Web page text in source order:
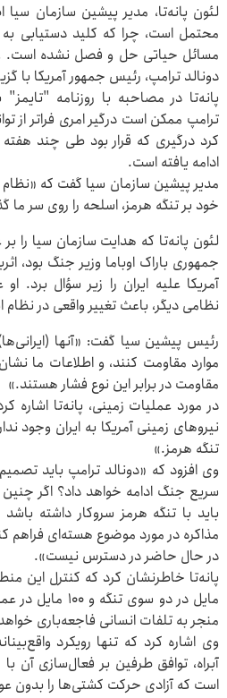
لئون پانه‌تا، مدیر پیشین سازمان
محتمل است، چرا که کلید دستیابی
مسائل حیاتی حل و فصل نشده است.
دونالد ترامپ، رئیس جمهور آمریکا با
پانه‌تا در مصاحبه با روزنامه "تایمز"
ترامپ ممکن است درگیر امری فراتر از
کرد درگیری‌ که قرار بود طی چند هفته
ادامه یافته است.
مدیر پیشین سازمان سیا گفت که «نظام
خود بر تنگه هرمز، اسلحه را روی سر ما
لئون پانه‌تا که هدایت سازمان سیا را
جمهوری باراک اوباما وزیر جنگ بود،
آمریکا علیه ایران را زیر سؤال برد.
نظامی دیگر، باعث تغییر واقعی در نظام
رئیس پیشین سیا گفت: «آنها (ایرانی‌ها)
موارد مقاومت کنند، و اطلاعات ما
مقاومت در برابر این نوع فشار هستند.»
در مورد عملیات زمینی، پانه‌تا اشاره
نیروهای زمینی آمریکا به ایران وجود
تنگه هرمز.»
وی افزود که «دونالد ترامپ باید
سریع جنگ ادامه خواهد داد؟ اگر
باید با تنگه هرمز سروکار داشته
مذاکره در مورد موضوع هسته‌ای فراهم
در حال حاضر در دسترس نیست».
مایل در دو سوی
منجر به تلفات انسانی فاجعه‌باری
وی اشاره کرد که تنها رویکرد
آبراه، توافق طرفین بر فعال‌سازی آن
است که آزادی حرکت کشتی‌ها را بدون